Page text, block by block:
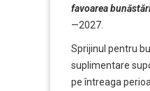
favoarea
—2027.
Sprijinul pentru
suplimentare
pe întreaga